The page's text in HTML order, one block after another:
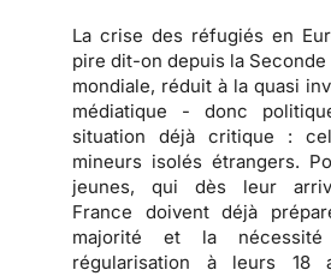
La crise des réfugiés en
pire dit-on depuis la Seconde
mondiale, réduit à la quasi
médiatique - donc
situation déjà critique :
mineurs isolés étrangers.
jeunes, qui dès leur
France doivent déjà
majorité et la nécessité
régularisation à leurs 18